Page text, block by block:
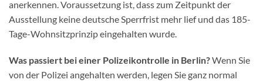
anerkennen. Voraussetzung ist, dass zum Zeitpunkt der
Ausstellung keine deutsche Sperrfrist mehr lief und das 185-
Tage-Wohnsitzprinzip eingehalten wurde.
Was passiert bei einer Polizeikontrolle in Berlin?Wenn Sie
von der Polizei angehalten werden, legen Sie ganz normal